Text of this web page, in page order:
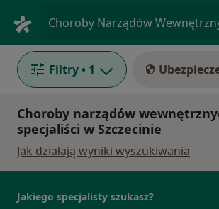
Filtry • 1
Choroby narządów
specjaliści w Szczecinie
Jak działają wyniki wyszukiwania
Jakiego specjalisty szukasz?